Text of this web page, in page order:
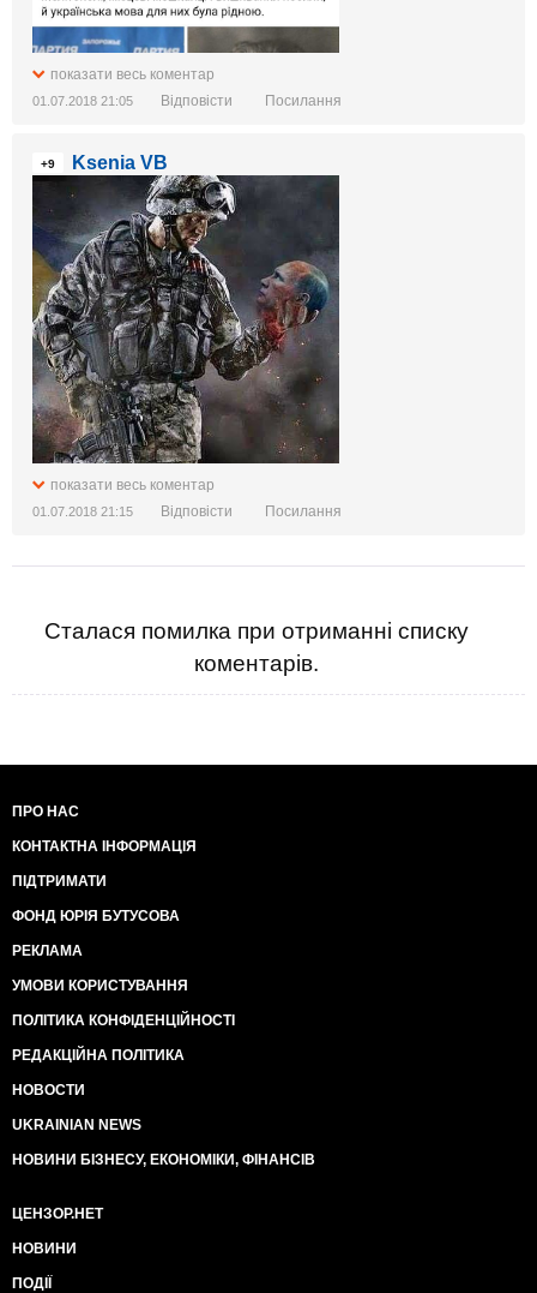
показати весь коментар
01.07.2018 21:05 Відповісти Посилання
+9 Ksenia VB
показати весь коментар
01.07.2018 21:15 Відповісти Посилання
Сталася помилка при отриманні списку
коментарів.
ПРО НАС
КОНТАКТНА ІНФОРМАЦІЯ
ПІДТРИМАТИ
ФОНД ЮРІЯ БУТУСОВА
РЕКЛАМА
УМОВИ КОРИСТУВАННЯ
ПОЛІТИКА КОНФІДЕНЦІЙНОСТІ
РЕДАКЦІЙНА ПОЛІТИКА
НОВОСТИ
UKRAINIAN NEWS
НОВИНИ БІЗНЕСУ, ЕКОНОМІКИ, ФІНАНСІВ
ЦЕНЗОР.НЕТ
НОВИНИ
ПОДІЇ